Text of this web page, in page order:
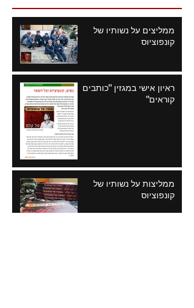
ממליצים על נשותיו של
קונפוציוס
ראיון אישי במגזין "כותבים
קוראים"
ממליצות על נשותיו של
קונפוציוס